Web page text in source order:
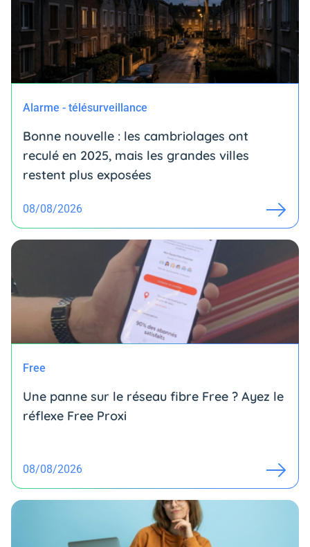
Alarme - télésurveillance
Bonne nouvelle : les cambriolages ont
reculé en 2025, mais les grandes villes
restent plus exposées
08/08/2026
Free
Une panne sur le réseau fibre Free ? Ayez le
réflexe Free Proxi
08/08/2026